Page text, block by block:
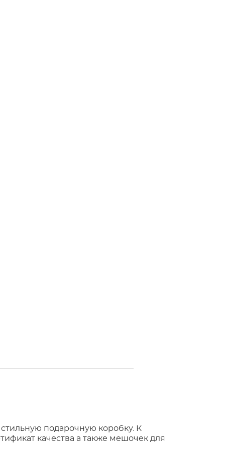
подарочную коробку. К
качества а также мешочек для